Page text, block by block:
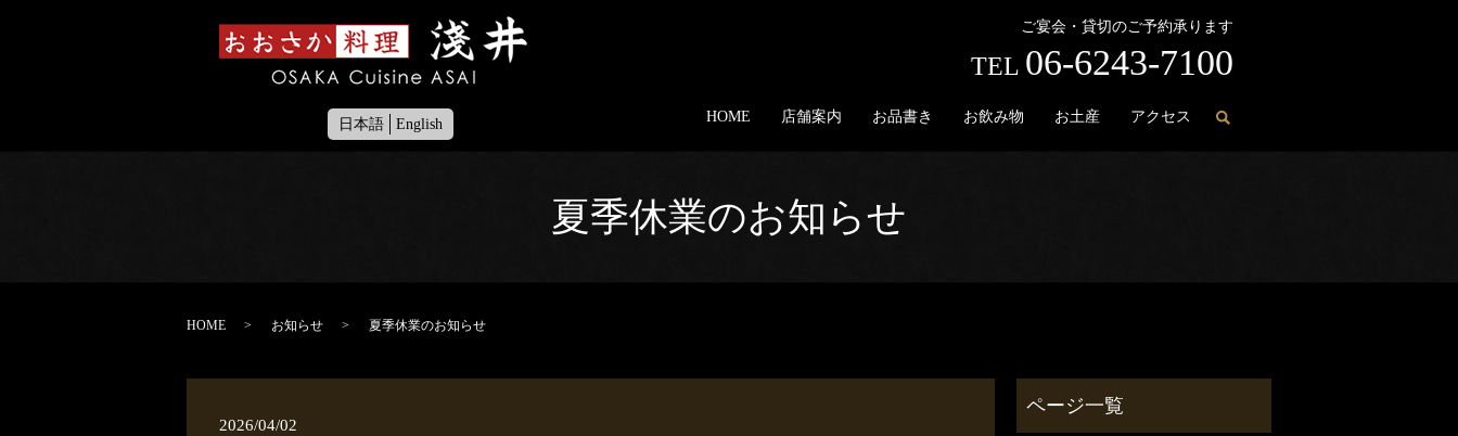
日本語 English HOME 店舗案内 お品書き お飲み物 お土産 アクセス
ご宴会・貸切のご予約承ります
TEL 06-6243-7100
夏季休業のお知らせ
HOME お知らせ 夏季休業のお知らせ
2026/04/02